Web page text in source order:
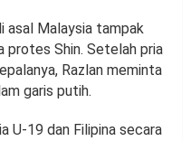
asal Malaysia tampak
protes Shin. Setelah pria
Razlan meminta
garis putih.
U-19 dan Filipina secara